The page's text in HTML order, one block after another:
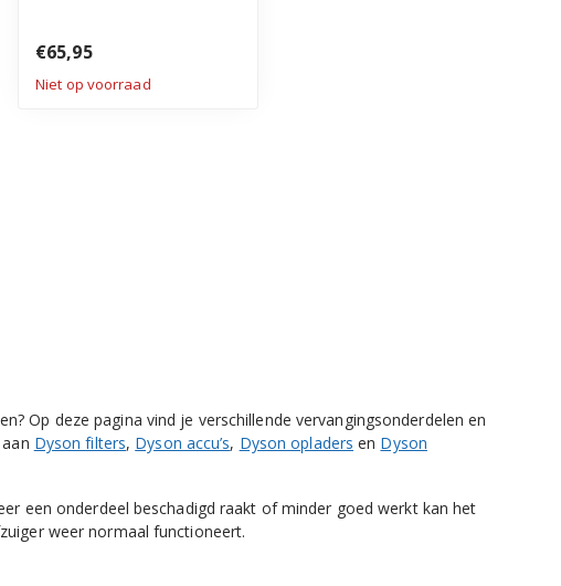
€65,95
Niet op voorraad
Op deze pagina vind je verschillende vervangingsonderdelen en
Dyson filters, Dyson accu’s, Dyson opladers en Dyson
een onderdeel beschadigd raakt of minder goed werkt kan het
weer normaal functioneert.